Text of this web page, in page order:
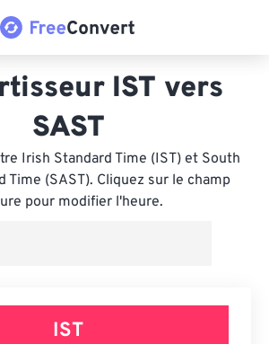
IST vers
SAST
Irish Standard Time (IST) et South
Time (SAST). Cliquez sur le champ
pour modifier l'heure.
IST